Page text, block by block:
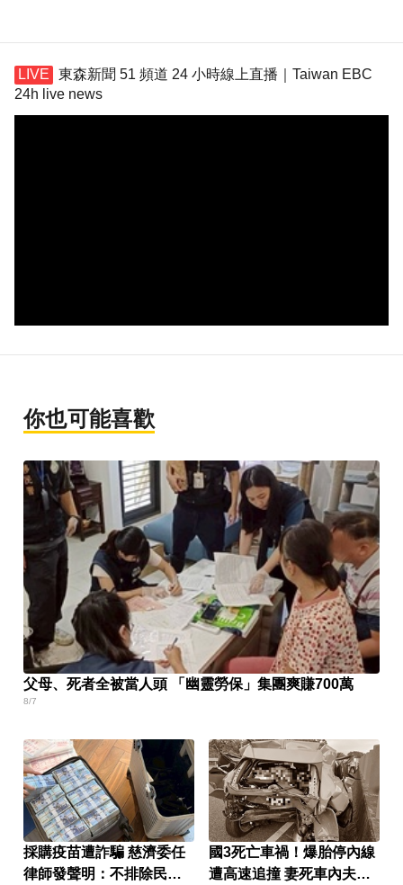
東森新聞 51 頻道 24 小時線上直播｜Taiwan EBC
24h live news
你也可能喜歡
父母、死者全被當人頭 「幽靈勞保」集團爽賺700萬
8/7
採購疫苗遭詐騙 慈濟委任
律師發聲明：不排除民事
國3死亡車禍！爆胎停內線
遭高速追撞 妻死車內夫送